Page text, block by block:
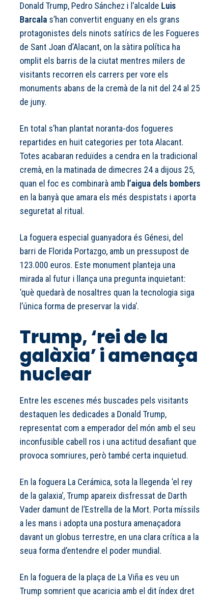
Donald Trump, Pedro Sánchez i l’alcalde Luis
Barcala s’han convertit enguany en els grans
protagonistes dels ninots satírics de les Fogueres
de Sant Joan d’Alacant, on la sàtira política ha
omplit els barris de la ciutat mentres milers de
visitants recorren els carrers per vore els
monuments abans de la cremà de la nit del 24 al 25
de juny.
En total s’han plantat noranta-dos fogueres
repartides en huit categories per tota Alacant.
Totes acabaran reduïdes a cendra en la tradicional
cremà, en la matinada de dimecres 24 a dijous 25,
quan el foc es combinarà amb l’aigua dels bombers
en la banyà que amara els més despistats i aporta
seguretat al ritual.
La foguera especial guanyadora és Génesi, del
barri de Florida Portazgo, amb un pressupost de
123.000 euros. Este monument planteja una
mirada al futur i llança una pregunta inquietant:
‘què quedarà de nosaltres quan la tecnologia siga
l’única forma de preservar la vida’.
Trump, ‘rei de la
galàxia’ i amenaça
nuclear
Entre les escenes més buscades pels visitants
destaquen les dedicades a Donald Trump,
representat com a emperador del món amb el seu
inconfusible cabell ros i una actitud desafiant que
provoca somriures, però també certa inquietud.
En la foguera La Cerámica, sota la llegenda ‘el rey
de la galaxia’, Trump apareix disfressat de Darth
Vader damunt de l’Estrella de la Mort. Porta míssils
a les mans i adopta una postura amenaçadora
davant un globus terrestre, en una clara crítica a la
seua forma d’entendre el poder mundial.
En la foguera de la plaça de La Viña es veu un
Trump somrient que acaricia amb el dit índex dret